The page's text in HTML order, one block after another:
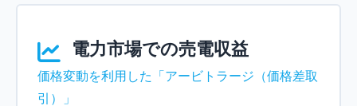
電力市場での売電収益
価格変動を利用した「アービトラージ（価格差取
引）」